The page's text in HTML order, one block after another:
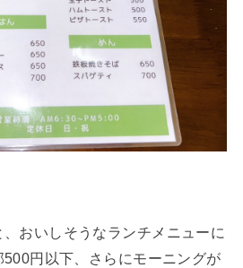
おいしそうなランチメニューに
円以下、さらにモーニングが